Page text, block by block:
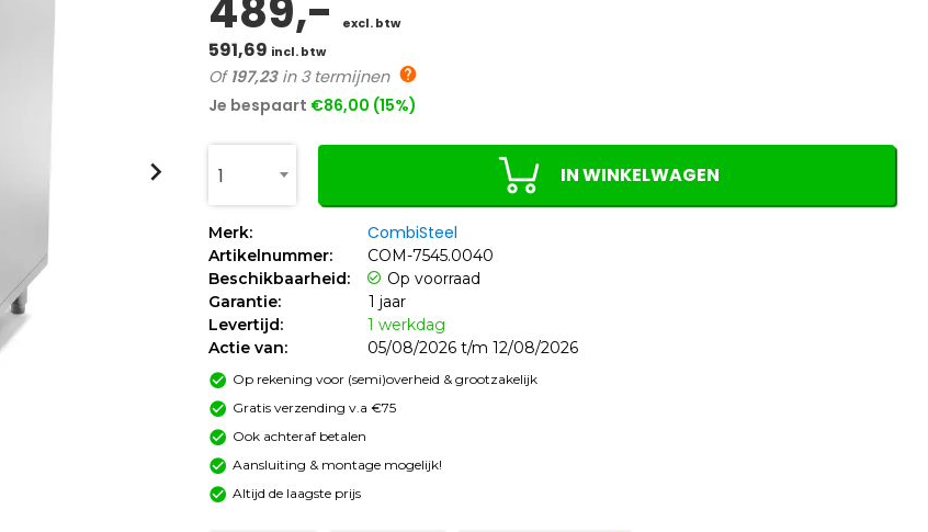
excl. btw
591,69 incl. btw
Of 197,23in 3 termijnen
Je bespaart €86,00 (15%)
1 IN WINKELWAGEN
Merk: CombiSteel
Artikelnummer:
COM-7545.0040
Beschikbaarheid:
Op voorraad
Garantie:
1 jaar
Levertijd:
1 werkdag
Actie van:
05/08/2026 t/m 12/08/2026
Op rekening voor (semi)overheid & grootzakelijk
Gratis verzending v.a €75
Ook achteraf betalen
Aansluiting & montage mogelijk!
Altijd de laagste prijs